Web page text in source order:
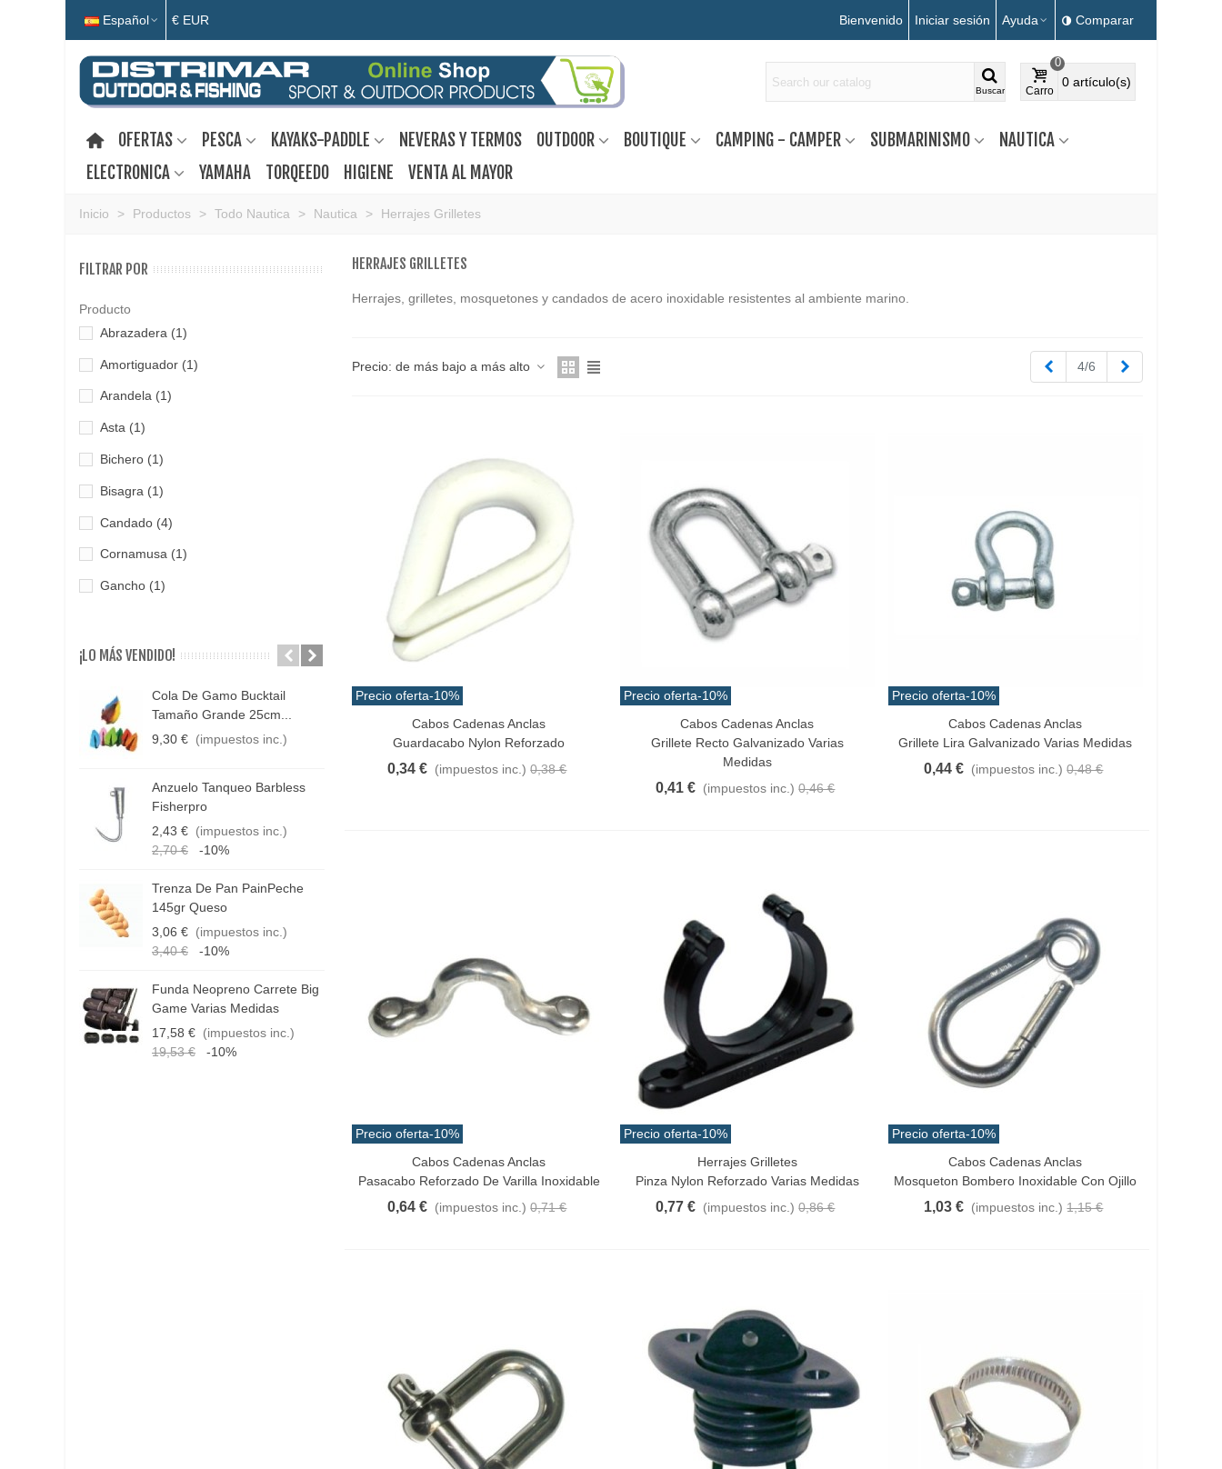
Español € EUR Bienvenido Iniciar sesión Ayuda Comparar
Buscar Carro
0
0 artículo(s)
OFERTAS PESCA KAYAKS-PADDLE NEVERAS Y TERMOS OUTDOOR BOUTIQUE CAMPING - CAMPER SUBMARINISMO
NAUTICA
ELECTRONICA
YAMAHA TORQEEDO HIGIENE VENTA AL MAYOR
Inicio > Productos > Todo Nautica > Nautica > Herrajes Grilletes
FILTRAR POR
Producto
Abrazadera (1)
Amortiguador (1)
Arandela (1)
Asta (1)
Bichero (1)
Bisagra (1)
Candado (4)
Cornamusa (1)
Gancho (1)
Guardacabo
Mosqueton(2)
Muelle (1)
Pasacabo(2)
Pestillo (1)
Polea
Rejilla (6)
Tapon (1)
Tensor (1)
(7)
¡LO MÁS VENDIDO!
Cola De Gamo Bucktail
Tamaño Grande 25cm...
9,30 € (impuestos inc.)
Anzuelo Tanqueo Barbless
Fisherpro
2,43 € (impuestos inc.)
2,70 €
-10%
Trenza De Pan PainPeche
145gr Queso
3,06 € (impuestos inc.)
3,40 €
-10%
Funda Neopreno Carrete Big
Game Varias Medidas
17,58 € (impuestos inc.)
19,53 €
-10%
Cangrejo Juyona Natural
10,32 € (impuestos inc.)
Cola De Gamo Bucktail
Tamaño Extragande 30cm...
13,42 €
HERRAJES GRILLETES
Herrajes, grilletes, mosquetones y candados de acero inoxidable resistentes al ambiente marino.
Precio: de más bajo a más alto Anterior
4/6
Precio oferta-10%
Vista Rápida
Cabos Cadenas Anclas
Guardacabo Nylon Reforzado
0,34 € (impuestos inc.) 0,38 €
Precio oferta-10%
Vista Rápida
Cabos Cadenas Anclas
Grillete Recto Galvanizado Varias
Medidas
0,41 € (impuestos inc.) 0,46 €
Precio oferta-10%
Vista Rápida
Cabos Cadenas Anclas
Grillete Lira Galvanizado Varias Medidas
0,44 € (impuestos inc.) 0,48 €
Precio oferta-10%
Vista Rápida
Cabos Cadenas Anclas
Pasacabo Reforzado De Varilla Inoxidable
0,64 € (impuestos inc.) 0,71 €
Precio oferta-10%
Vista RápidaHerrajes Grilletes
Pinza Nylon Reforzado Varias Medidas
0,77 € (impuestos inc.) 0,86 €
Precio oferta-10%
Vista Rápida
Cabos Cadenas Anclas
Mosqueton Bombero Inoxidable Con Ojillo
1,03 € (impuestos inc.) 1,15 €